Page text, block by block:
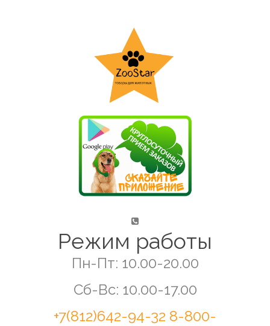
Режим работы
Пн-Пт: 10.00-20.00
Сб-Вс: 10.00-17.00
+7(812)642-94-32 8-800-